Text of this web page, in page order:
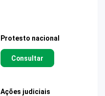
Protesto nacional
Consultar
Ações judiciais